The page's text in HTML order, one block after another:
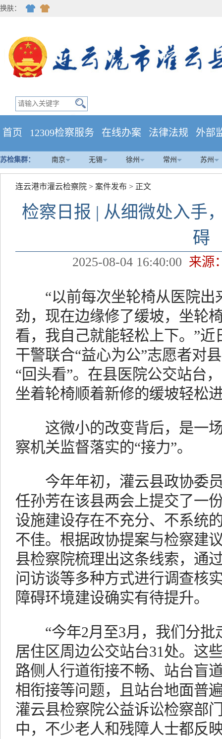
换肤：
首页 12309检察服务 在线办案 法律法规 外部
苏检集群： 南京 无锡 徐州 常州 苏州
连云港市灌云检察院 > 案件发布 > 正文
检察日报 | 从细微处入手
碍
2025-08-04 16:40:00 来源
“以前每次坐轮椅从医院出
劲，现在边缘修了缓坡，坐轮
看，我自己就能轻松上下。”
干警联合“益心为公”志愿者对
“回头看”。在县医院公交站台
坐着轮椅顺着新修的缓坡轻松
这微小的改变背后，是一场
察机关监督落实的“接力”。
今年年初，灌云县政协委员
任孙芳在该县两会上提交了一
设施建设存在不充分、不系统
不佳。根据政协提案与检察建
县检察院梳理出这条线索，通
问访谈等多种方式进行调查核
障碍环境建设确实有待提升。
“今年2月至3月，我们分批
居住区周边公交站台31处。这
路侧人行道衔接不畅、站台盲
相衔接等问题，且站台地面普
灌云县检察院公益诉讼检察部
中，不少老人和残障人士都反